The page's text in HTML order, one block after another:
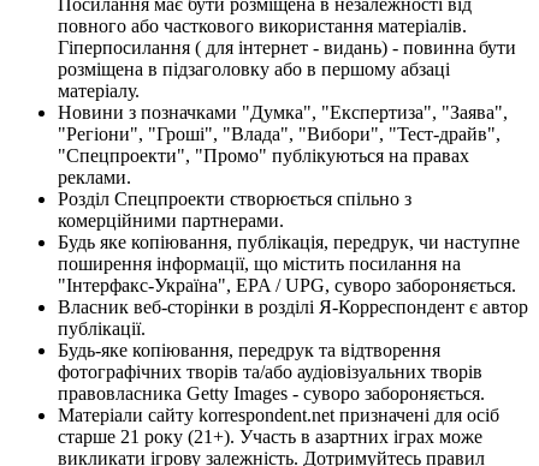
Посилання має бути розміщена в незалежності від
повного або часткового використання матеріалів.
Гіперпосилання ( для інтернет - видань) - повинна бути
розміщена в підзаголовку або в першому абзаці
матеріалу.
Новини з позначками "Думка", "Експертиза", "Заява",
"Регіони", "Гроші", "Влада", "Вибори", "Тест-драйв",
"Спецпроекти", "Промо" публікуються на правах
реклами.
Розділ Спецпроекти створюється спільно з
комерційними партнерами.
Будь яке копіювання, публікація, передрук, чи наступне
поширення інформації, що містить посилання на
"Інтерфакс-Україна", EPA / UPG, суворо забороняється.
Власник веб-сторінки в розділі Я-Корреспондент є автор
публікації.
Будь-яке копіювання, передрук та відтворення
фотографічних творів та/або аудіовізуальних творів
правовласника Getty Images - суворо забороняється.
Матеріали сайту korrespondent.net призначені для осіб
старше 21 року (21+). Участь в азартних іграх може
викликати ігрову залежність. Дотримуйтесь правил